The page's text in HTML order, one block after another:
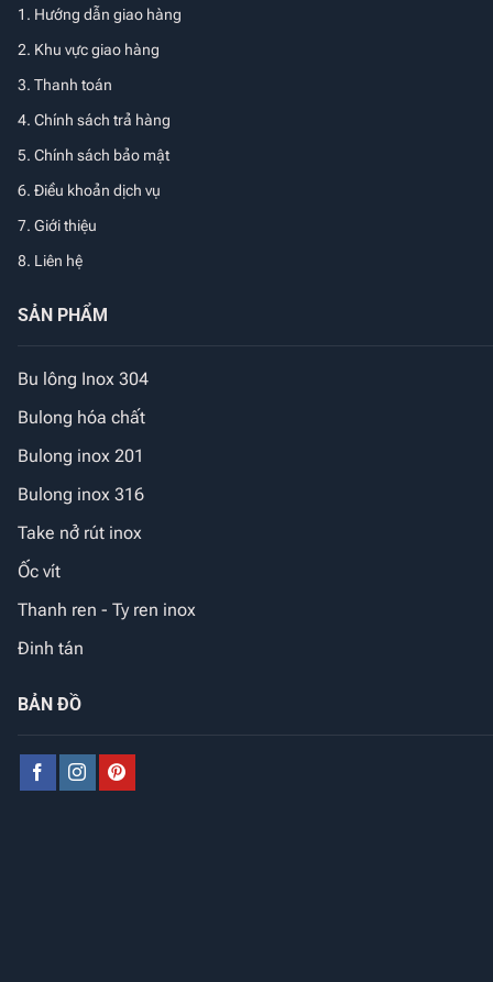
1. Hướng dẫn giao hàng
2. Khu vực giao hàng
3. Thanh toán
4. Chính sách trả hàng
5. Chính sách bảo mật
6. Điều khoản dịch vụ
7. Giới thiệu
8. Liên hệ
SẢN PHẨM
Bu lông Inox 304
Bulong hóa chất
Bulong inox 201
Bulong inox 316
Take nở rút inox
Ốc vít
Thanh ren - Ty ren inox
Đinh tán
BẢN ĐỒ